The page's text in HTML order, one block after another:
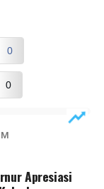
0
0
Apresiasi